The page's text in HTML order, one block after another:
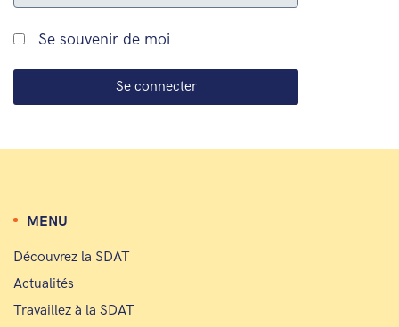
Se souvenir de moi
MENU
Découvrez la SDAT
Actualités
Travaillez à la SDAT